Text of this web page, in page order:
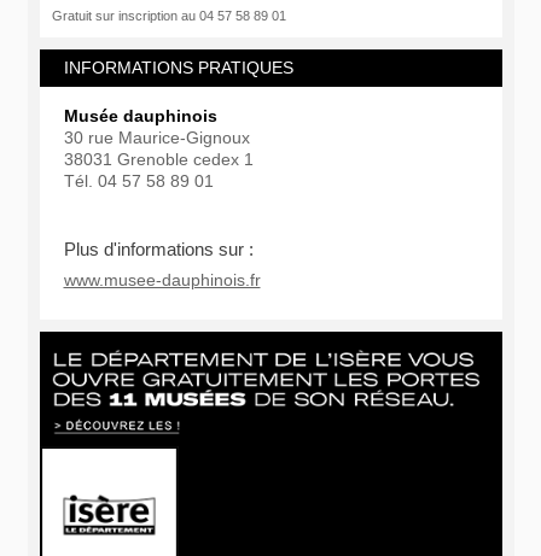
Gratuit sur inscription au 04 57 58 89 01
INFORMATIONS PRATIQUES
Musée dauphinois
30 rue Maurice-Gignoux
38031 Grenoble cedex 1
Tél. 04 57 58 89 01
Plus d'informations sur :
www.musee-dauphinois.fr